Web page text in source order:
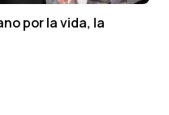
por la vida, la